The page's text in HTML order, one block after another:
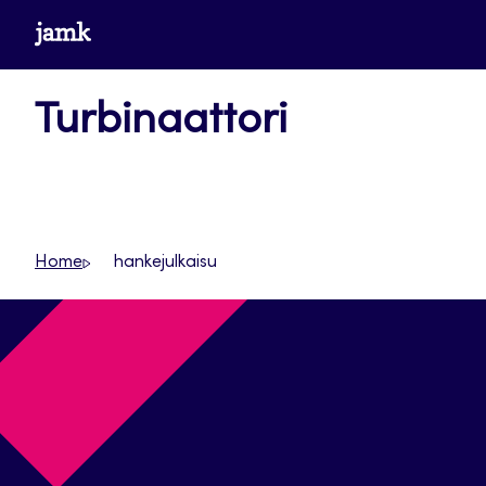
Siirrywww.jamk.fi
Turbinaattori
Home hankejulkaisu